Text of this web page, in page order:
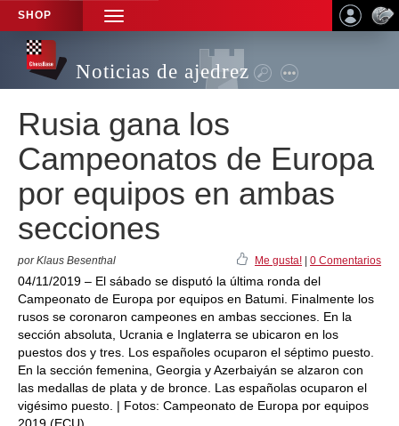
SHOP
TOGGLE
NAVIGATION
Noticias de ajedrez
Rusia gana los
Campeonatos de Europa
por equipos en ambas
secciones
por Klaus Besenthal Me gusta! 0 Comentarios
04/11/2019 – El sábado se disputó la última ronda del
Campeonato de Europa por equipos en Batumi. Finalmente los
rusos se coronaron campeones en ambas secciones. En la
sección absoluta, Ucrania e Inglaterra se ubicaron en los
puestos dos y tres. Los españoles ocuparon el séptimo puesto.
En la sección femenina, Georgia y Azerbaiyán se alzaron con
las medallas de plata y de bronce. Las españolas ocuparon el
vigésimo puesto. | Fotos: Campeonato de Europa por equipos